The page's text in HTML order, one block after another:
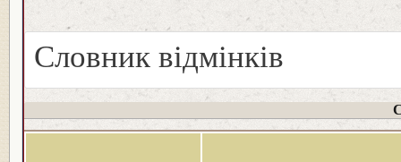
Словник відмінків